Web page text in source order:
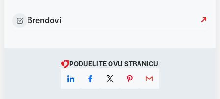
Brendovi
PODIJELITE OVU STRANICU